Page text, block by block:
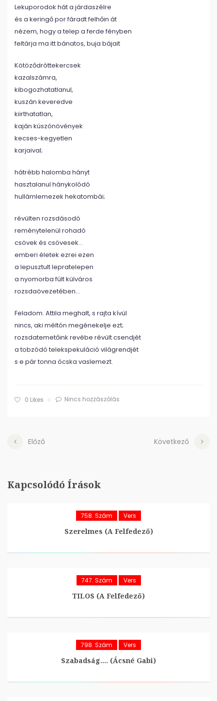
Lekuporodok hát a járdaszélre
és a keringő por fáradt felhőin át
nézem, hogy a telep a ferde fényben
feltárja ma itt bánatos, buja bájait
Kötöződróttekercsek
kazalszámra,
kibogozhatatlanul,
kuszán keveredve
kiirthatatlan,
kaján kúszónövények
kecses-kegyetlen
karjaival;
hátrébb halomba hányt
hasztalanul hánykolódó
hullámlemezek hekatombái;
révülten rozsdásodó
reménytelenül rohadó
csövek és csövesek…
emberi életek ezrei ezen
a lepusztult lepratelepen
a nyomorba fúlt külváros
rozsdaövezetében…
Feladom. Attila meghalt, s rajta kívül
nincs, aki méltón megénekelje ezt;
rozsdatemetőink revébe révült csendjét
a tobzódó telekspekuláció világrendjét
s e pár tonna ócska vaslemezt.
0 Likes Nincs hozzászólás
Előző Következő
Kapcsolódó Írások
758. Szám Vers
Szerelmes (A Felfedező)
747. Szám Vers
TILOS (A Felfedező)
798. Szám Vers
Szabadság…. (Ácsné Gabi)